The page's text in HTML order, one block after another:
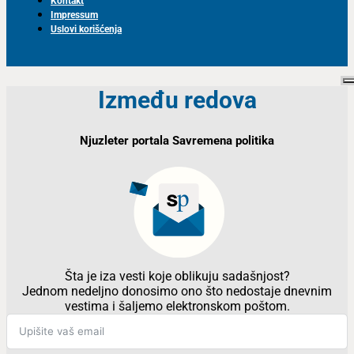
Impressum
Uslovi korišćenja
Između redova
Njuzleter portala Savremena politika
Šta je iza vesti koje oblikuju sadašnjost?
Jednom nedeljno donosimo ono što nedostaje dnevnim
vestima i šaljemo elektronskom poštom.